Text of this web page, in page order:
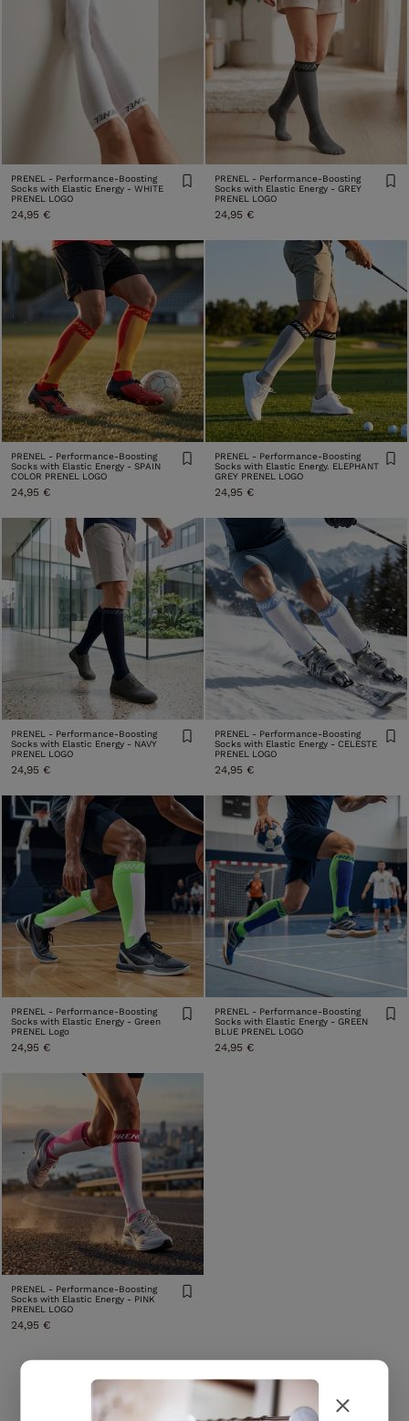
PRENEL - Performance-Boosting
Socks with Elastic Energy - WHITE
PRENEL LOGO
24,95 €
PRENEL - Performance-Boosting
Socks with Elastic Energy - GREY
PRENEL LOGO
24,95 €
PRENEL - Performance-Boosting
Socks with Elastic Energy - SPAIN
COLOR PRENEL LOGO
24,95 €
PRENEL - Performance-Boosting
Socks with Elastic Energy. ELEPHANT
GREY PRENEL LOGO
24,95 €
PRENEL - Performance-Boosting
Socks with Elastic Energy - NAVY
PRENEL LOGO
24,95 €
PRENEL - Performance-Boosting
Socks with Elastic Energy - CELESTE
PRENEL LOGO
24,95 €
PRENEL - Performance-Boosting
Socks with Elastic Energy - Green
PRENEL Logo
24,95 €
PRENEL - Performance-Boosting
Socks with Elastic Energy - GREEN
BLUE PRENEL LOGO
24,95 €
PRENEL - Performance-Boosting
Socks with Elastic Energy - PINK
PRENEL LOGO
24,95 €
MEDIAS PARA BALONCESTO PRENEL
El baloncesto es un deporte donde las piernas trabajan de